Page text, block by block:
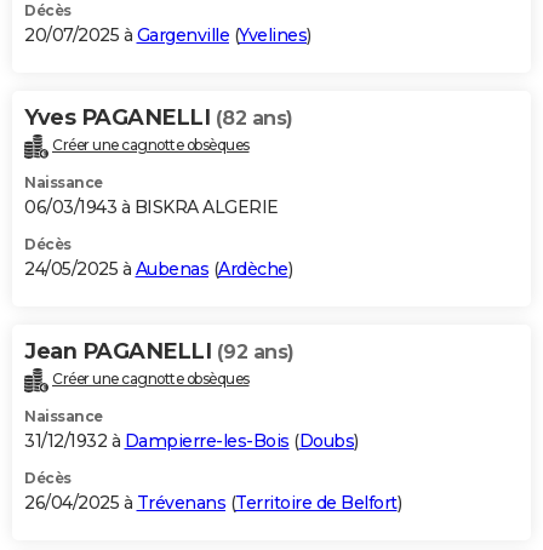
Décès
20/07/2025 à Gargenville (Yvelines)
Yves PAGANELLI (82 ans)
Créer une cagnotte obsèques
Naissance
06/03/1943 à BISKRA ALGERIE
Décès
24/05/2025 à Aubenas (Ardèche)
Jean PAGANELLI (92 ans)
Créer une cagnotte obsèques
Naissance
31/12/1932 à Dampierre-les-Bois (Doubs)
Décès
26/04/2025 à Trévenans (Territoire de Belfort)